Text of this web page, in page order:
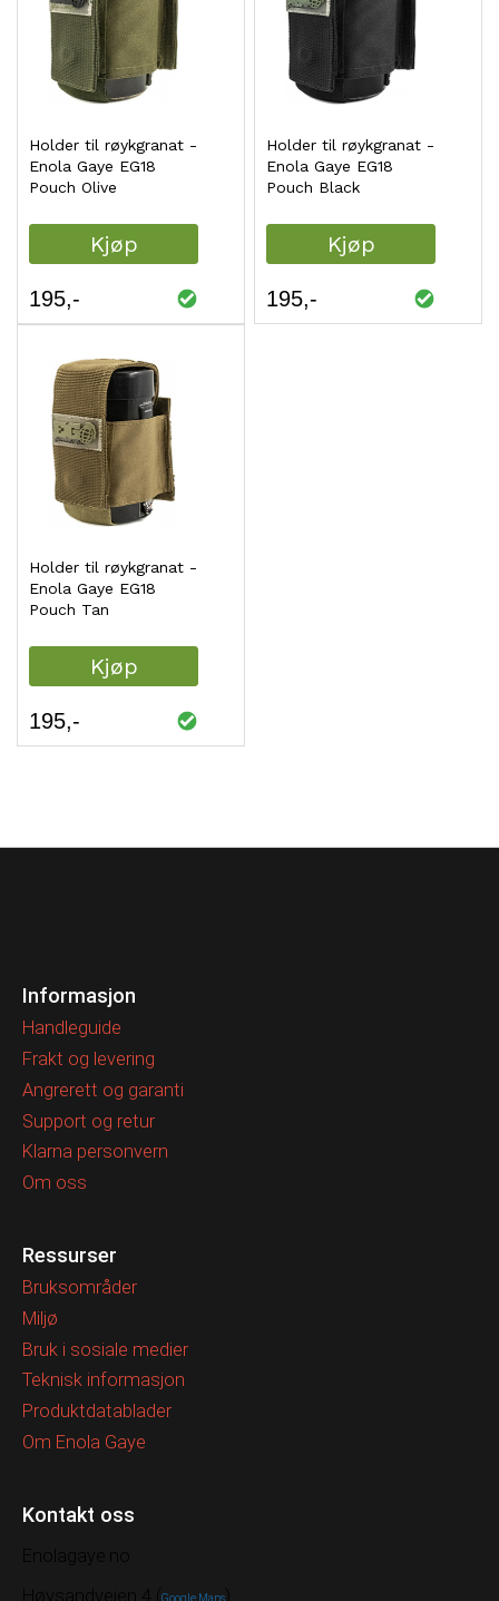
Holder til røykgranat -
Enola Gaye EG18
Pouch Olive
Kjøp
195
Holder til røykgranat -
Enola Gaye EG18
Pouch Black
Kjøp
195
Holder til røykgranat -
Enola Gaye EG18
Pouch Tan
Kjøp
195
Informasjon
Handleguide
Frakt og levering
Angrerett og garanti
Support og retur
Klarna personvern
Om oss
Ressurser
Bruksområder
Miljø
Bruk i sosiale medier
Teknisk informasjon
Produktdatablader
Om Enola Gaye
Kontakt oss
Enolagaye.no
Høysandveien 4 (
Google Maps